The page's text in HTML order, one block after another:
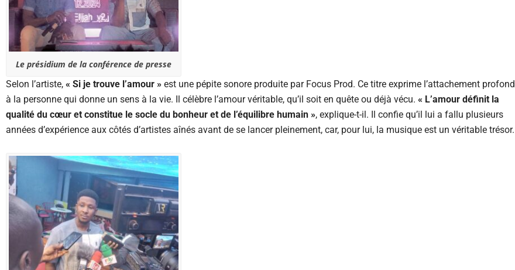
Le présidium de la conférence de presse
Selon l’artiste, « Si je trouve l’amour » est une pépite sonore produite par Focus Prod. Ce titre exprime l’attachement profond
à la personne qui donne un sens à la vie. Il célèbre l’amour véritable, qu’il soit en quête ou déjà vécu. « L’amour définit la
qualité du cœur et constitue le socle du bonheur et de l’équilibre humain », explique-t-il. Il confie qu’il lui a fallu plusieurs
années d’expérience aux côtés d’artistes aînés avant de se lancer pleinement, car, pour lui, la musique est un véritable trésor.